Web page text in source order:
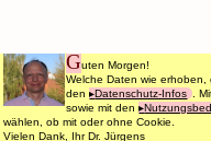
Guten Morgen!
Welche Daten wie
den Datenschutz-Infos
.
sowie mit den
wählen, ob mit oder ohne Cookie.
Vielen Dank, Ihr Dr. Jürgens